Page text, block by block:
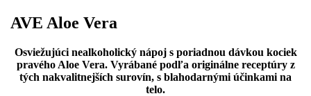
AVE Aloe Vera
Osviežujúci nealkoholický nápoj s poriadnou dávkou kociek
pravého Aloe Vera. Vyrábané podľa originálne receptúry z
tých nakvalitnejších surovín, s blahodarnými účinkami na
telo.